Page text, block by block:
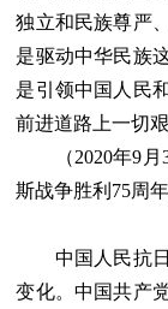
独立和民族尊严
是驱动中华民族
是引领中国人民
前进道路上一切
（2020年9月3
斯战争胜利75周
中国人民抗日
变化。中国共产